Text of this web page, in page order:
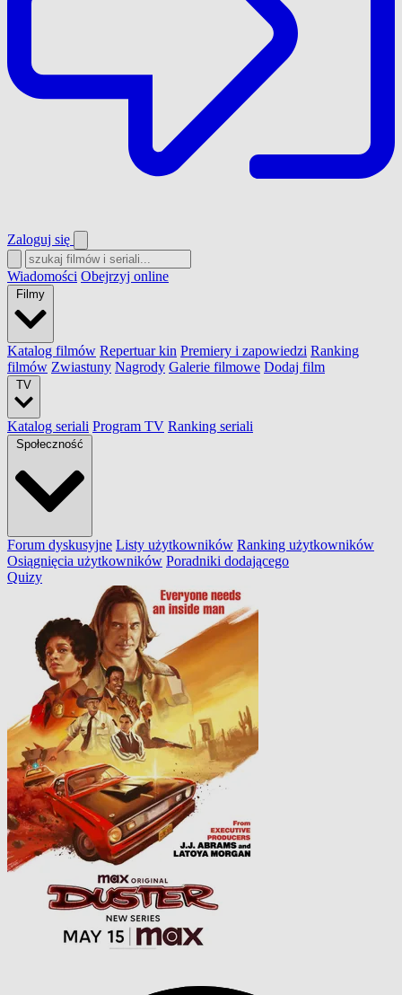
Zaloguj się
Wiadomości Obejrzyj online
Filmy
Katalog filmów Repertuar kin Premiery i zapowiedzi Ranking
filmów Zwiastuny Nagrody Galerie filmowe Dodaj film
TV
Katalog seriali Program TV Ranking seriali
Społeczność
Forum dyskusyjne Listy użytkowników Ranking użytkowników
Osiągnięcia użytkowników Poradniki dodającego
Quizy